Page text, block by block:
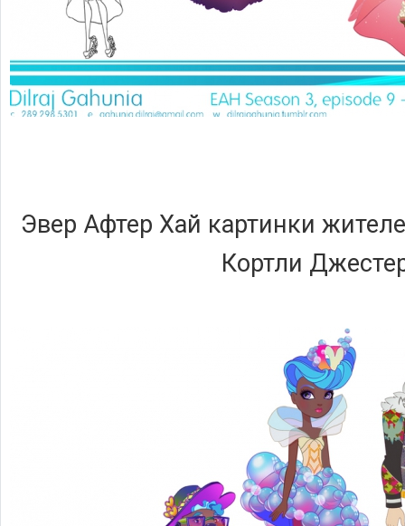
Эвер Афтер Хай картинки
Кортли